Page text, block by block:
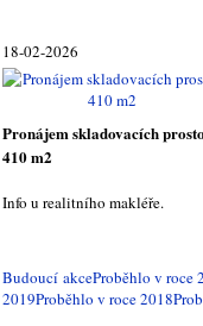
18-02-2026
Pronájem skladovacích
410 m2
Info u realitního makléře.
Budoucí akceProběhlo v roce
2019Proběhlo v roce 2018